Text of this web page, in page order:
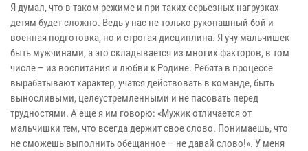
Я думал, что в таком режиме и при таких серьезных нагрузках
детям будет сложно. Ведь у нас не только рукопашный бой и
военная подготовка, но и строгая дисциплина. Я учу мальчишек
быть мужчинами, а это складывается из многих факторов, в том
числе – из воспитания и любви к Родине. Ребята в процессе
вырабатывают характер, учатся действовать в команде, быть
выносливыми, целеустремленными и не пасовать перед
трудностями. А еще я им говорю: «Мужик отличается от
мальчишки тем, что всегда держит свое слово. Понимаешь, что
не сможешь выполнить обещанное – не давай слово!». У меня